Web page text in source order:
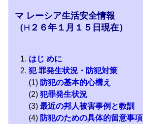
マ レーシア生活安全情報
（H ２６年１月１５日現在）
はじ めに
犯 罪発生状況・防犯対策
(1) 防犯の基本的心構え
(2) 犯罪発生状況
(3) 最近の邦人被害事例と教訓
(4) 防犯のための具体的留意事項